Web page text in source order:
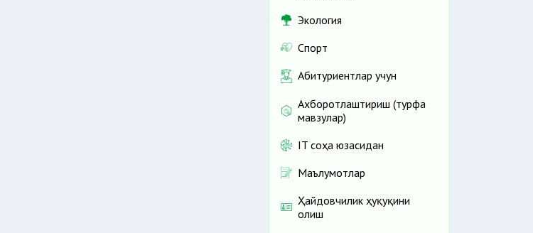
Экология
Спорт
Абитуриентлар учун
Ахборотлаштириш (турфа
мавзулар)
IT соҳа юзасидан
Маълумотлар
Ҳайдовчилик ҳуқуқини
олиш